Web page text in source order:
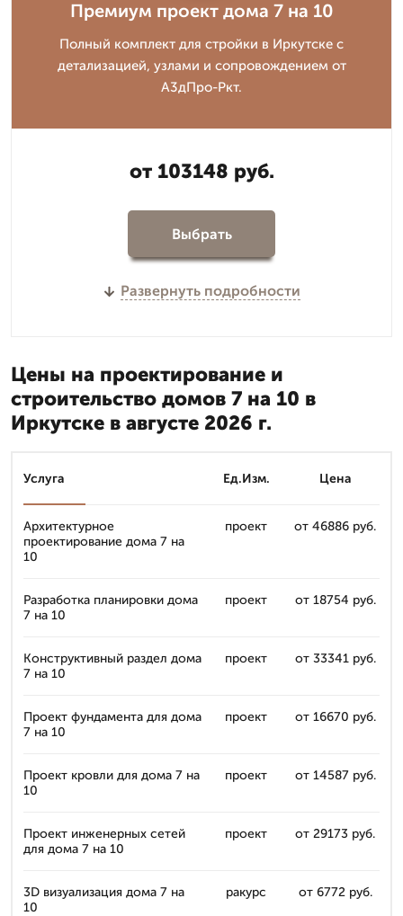
Премиум проект дома 7 на 10
Полный комплект для стройки в Иркутске с
детализацией, узлами и сопровождением от
А3дПро-Ркт.
от 103148 руб.
Выбрать
Развернуть подробности
Цены на проектирование и
строительство домов 7 на 10 в
Иркутске в августе 2026 г.
Услуга Ед.Изм. Цена
Архитектурное
проектирование дома 7 на
10
проект от 46886 руб.
Разработка планировки дома
7 на 10
проект от 18754 руб.
Конструктивный раздел дома
7 на 10
проект от 33341 руб.
Проект фундамента для дома
7 на 10
проект от 16670 руб.
Проект кровли для дома 7 на
10
проект от 14587 руб.
Проект инженерных сетей
для дома 7 на 10
проект от 29173 руб.
3D визуализация дома 7 на
10
ракурс от 6772 руб.